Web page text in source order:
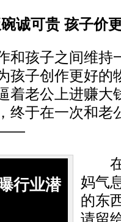
诚可贵 孩子价
孩子之间维持
孩子创作更好的
着老公上进赚大
终于在一次和老
——
行业潜
在
妈气
的东